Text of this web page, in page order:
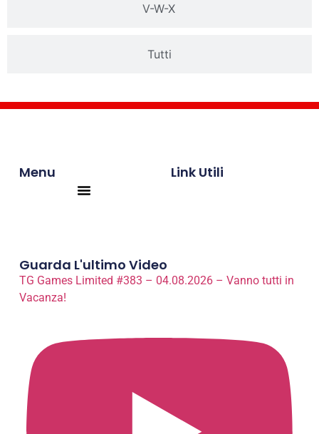
V-W-X
Tutti
Menu Link Utili
Guarda L'ultimo Video
TG Games Limited #383 – 04.08.2026 – Vanno tutti in
Vacanza!